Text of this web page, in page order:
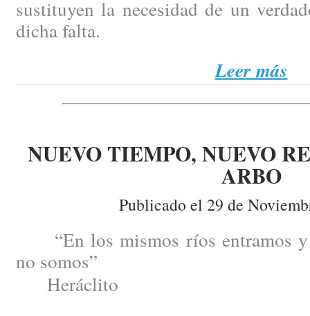
sustituyen la necesidad de un
dicha falta.
Leer más
NUEVO TIEMPO, NUEVO
ARBO
Publicado el 29 de
“En los mismos ríos entramos y
no somos”
Heráclito